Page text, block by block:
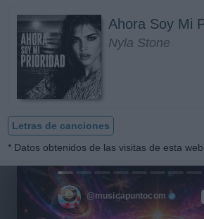
Ahora Soy Mi
Nyla Stone
Letras de canciones
* Datos obtenidos de las visitas de esta web
@musicapuntocom